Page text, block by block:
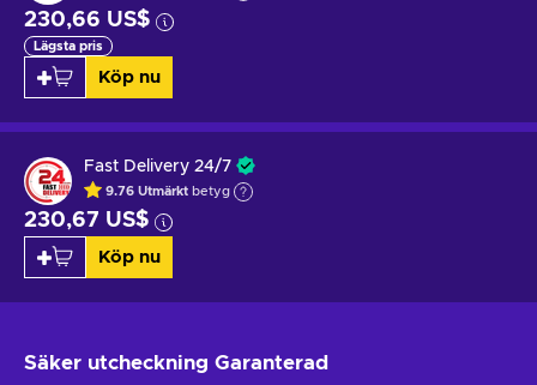
230,66 US$
Lägsta pris
Köp nu
Fast Delivery 24/7
9.76 Utmärkt betyg
230,67 US$
Köp nu
Säker utcheckning Garanterad